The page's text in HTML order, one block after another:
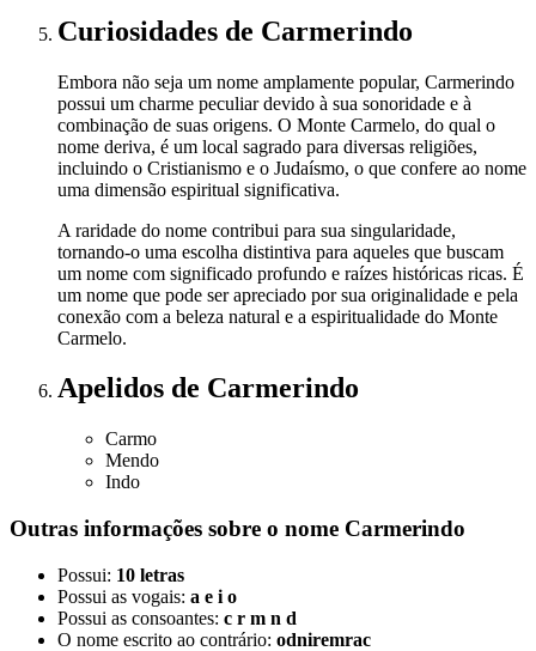
Curiosidades de Carmerindo
Embora não seja um nome amplamente popular, Carmerindo
possui um charme peculiar devido à sua sonoridade e à
combinação de suas origens. O Monte Carmelo, do qual o
nome deriva, é um local sagrado para diversas religiões,
incluindo o Cristianismo e o Judaísmo, o que confere ao nome
uma dimensão espiritual significativa.
A raridade do nome contribui para sua singularidade,
tornando-o uma escolha distintiva para aqueles que buscam
um nome com significado profundo e raízes históricas ricas. É
um nome que pode ser apreciado por sua originalidade e pela
conexão com a beleza natural e a espiritualidade do Monte
Carmelo.
Apelidos de Carmerindo
Carmo
Mendo
Indo
Outras informações sobre o nome Carmerindo
Possui: 10 letras
Possui as vogais: a e i o
Possui as consoantes: c r m n d
O nome escrito ao contrário: odniremrac